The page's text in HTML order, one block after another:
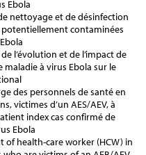
Ebola
nettoyage et de désinfection
potentiellement contaminées
l’évolution et de l’impact de
maladie à virus Ebola sur le
des personnels de santé en
victimes d’un AES/AEV, à
index cas confirmé de
Ebola
of health-care worker (HCW) in